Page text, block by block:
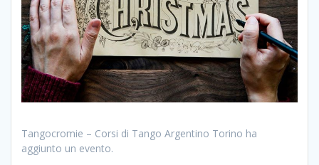
Tangocromie – Corsi di Tango Argentino Torino ha
aggiunto un evento.